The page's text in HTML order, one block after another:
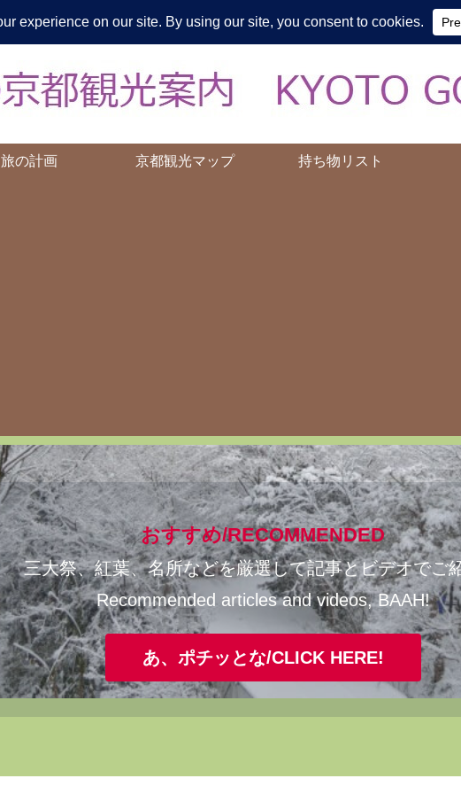
ヤギが皆様の知らない京都をご案内/ THE MOST FASCINATING KYOTO,
旅の計画 京都観光マップ 持ち物リスト
おすすめ/RECOMMENDED
三大祭、紅葉、名所などを厳選して記事とビデオでご
Recommended articles and videos, BAAH!
あ、ポチッとな/CLICK HERE!